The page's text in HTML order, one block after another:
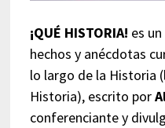
¡QUÉ HISTORIA! es
hechos y anécdotas
lo largo de la Historia
Historia), escrito por
conferenciante y